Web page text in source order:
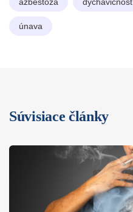
únava
Súvisiace články